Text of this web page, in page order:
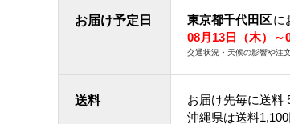
お届け予定日 東京都千代田区に
08月13日（木）～
交通状況・天候の影響や注
送料 お届け先毎に送料
沖縄県は送料